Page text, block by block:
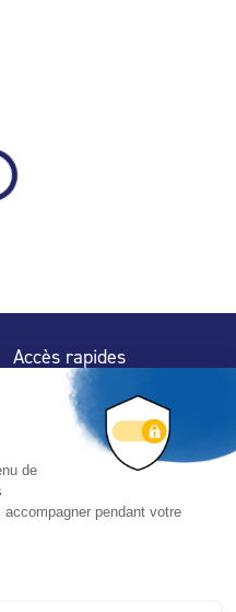
Accès rapides
Espace Presse
Trouver un
professionnel